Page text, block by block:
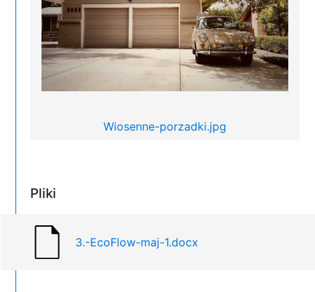
Wiosenne-porzadki.jpg
Pliki
3.-EcoFlow-maj-1.docx